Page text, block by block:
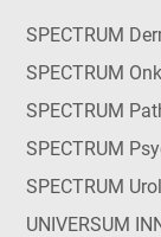
SPECTRUM
SPECTRUM
SPECTRUM
SPECTRUM
SPECTRUM
UNIVERSUM